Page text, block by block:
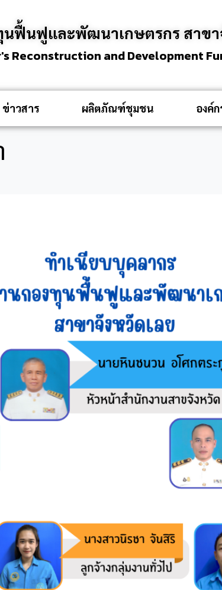
นฟื้นฟูและพัฒนาเกษตรกร สาขา
Reconstruction and Development
ข่าวสาร ผลิตภัณฑ์ชุมชน องค์